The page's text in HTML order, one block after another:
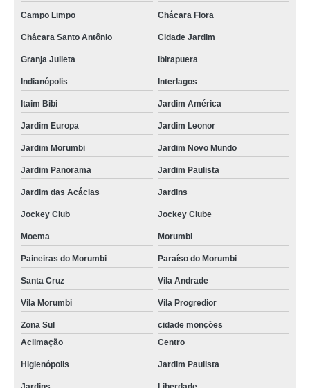
Campo Limpo Chácara Flora
Chácara Santo Antônio Cidade Jardim
Granja Julieta Ibirapuera
Indianópolis Interlagos
Itaim Bibi Jardim América
Jardim Europa Jardim Leonor
Jardim Morumbi Jardim Novo Mundo
Jardim Panorama Jardim Paulista
Jardim das Acácias Jardins
Jockey Club Jockey Clube
Moema Morumbi
Paineiras do Morumbi Paraíso do Morumbi
Santa Cruz Vila Andrade
Vila Morumbi Vila Progredior
Zona Sul
cidade monções
Aclimação
Centro
Higienópolis Jardim Paulista